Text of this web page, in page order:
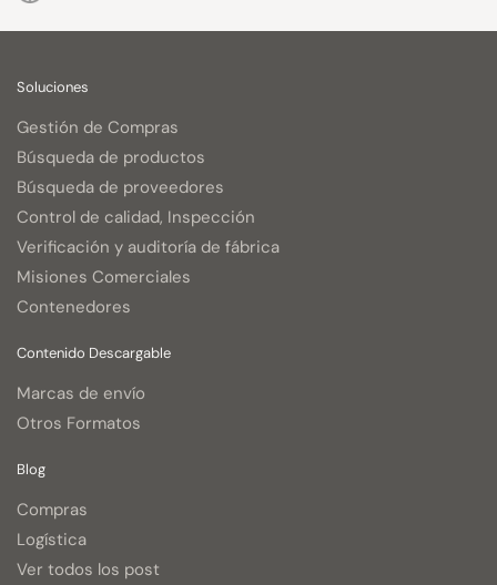
Soluciones
Gestión de Compras
Búsqueda de productos
Búsqueda de proveedores
Control de calidad, Inspección
Verificación y auditoría de fábrica
Misiones Comerciales
Contenedores
Contenido Descargable
Marcas de envío
Otros Formatos
Blog
Compras
Logística
Ver todos los post